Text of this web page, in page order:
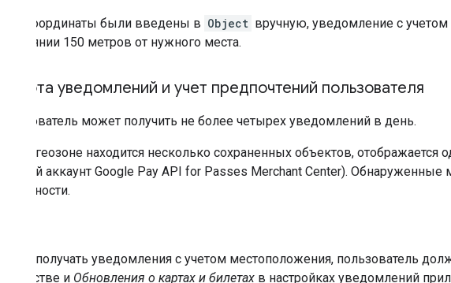
Если координаты были введены в Object вручную, уведомление с
расстоянии 150 метров от нужного места.
Частота уведомлений и учет предпочтений пользователя
Пользователь может получить не более четырех уведомлений в день.
Если в геозоне находится несколько сохраненных объектов,
каждый аккаунт Google Pay API for Passes Merchant Center).
отдельности.
Чтобы получать уведомления с учетом местоположения, пользователь
устройстве и Обновления о картах и билетах в настройках уведомлений